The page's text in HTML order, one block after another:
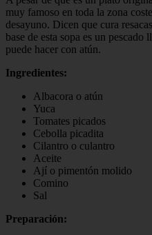
muy famoso en toda la zona
desayuno. Dicen que cura
base de esta sopa es un pescado
puede hacer con atún.
Ingredientes:
Albacora o atún
Yuca
Tomates picados
Cebolla picadita
Cilantro o culantro
Aceite
Ají o pimentón molido
Comino
Sal
Preparación: